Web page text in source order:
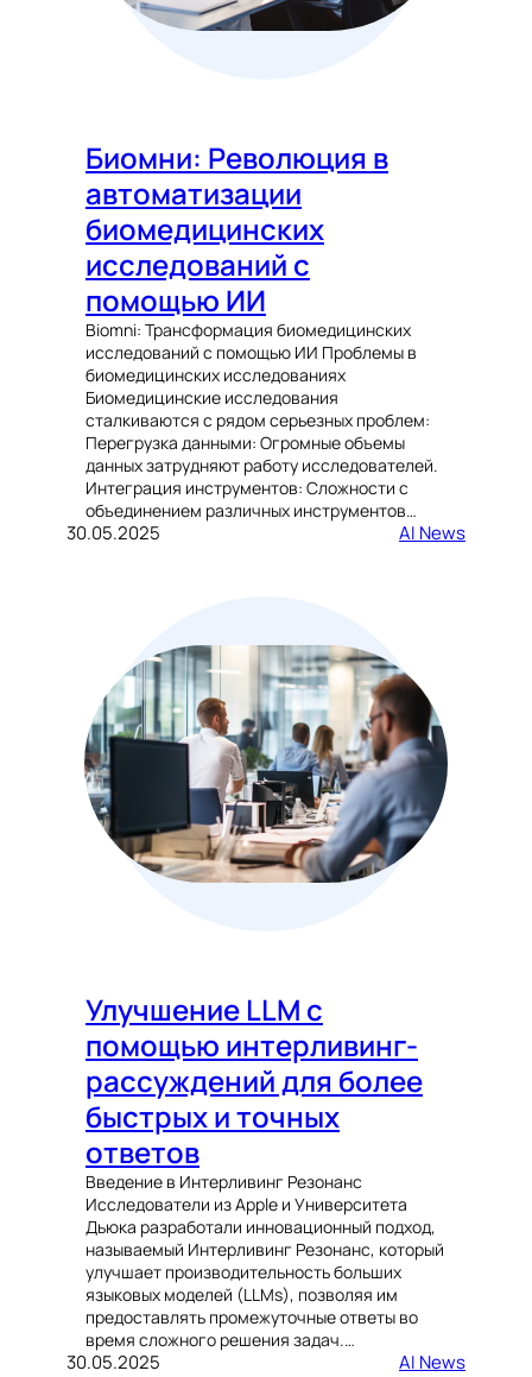
Биомни: Революция в
автоматизации
биомедицинских
исследований с
помощью ИИ
Biomni: Трансформация биомедицинских
исследований с помощью ИИ Проблемы в
биомедицинских исследованиях
Биомедицинские исследования
сталкиваются с рядом серьезных проблем:
Перегрузка данными: Огромные объемы
данных затрудняют работу исследователей.
Интеграция инструментов: Сложности с
объединением различных инструментов…
30.05.2025 AI News
Улучшение LLM с
помощью интерливинг-
рассуждений для более
быстрых и точных
ответов
Введение в Интерливинг Резонанс
Исследователи из Apple и Университета
Дьюка разработали инновационный подход,
называемый Интерливинг Резонанс, который
улучшает производительность больших
языковых моделей (LLMs), позволяя им
предоставлять промежуточные ответы во
время сложного решения задач.…
30.05.2025 AI News